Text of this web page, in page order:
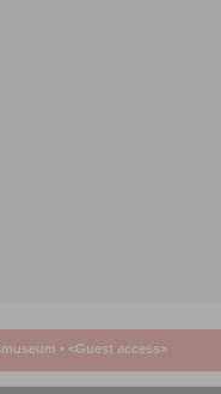
• <Guest access>